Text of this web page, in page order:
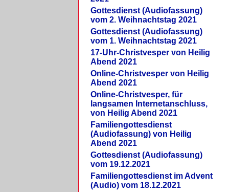
Gottesdienst (Audiofassung)
vom 2. Weihnachtstag 2021
Gottesdienst (Audiofassung)
vom 1. Weihnachtstag 2021
17-Uhr-Christvesper von Heilig
Abend 2021
Online-Christvesper von Heilig
Abend 2021
Online-Christvesper, für
langsamen Internetanschluss,
von Heilig Abend 2021
Familiengottesdienst
(Audiofassung) von Heilig
Abend 2021
Gottesdienst (Audiofassung)
vom 19.12.2021
Familiengottesdienst im Advent
(Audio) vom 18.12.2021